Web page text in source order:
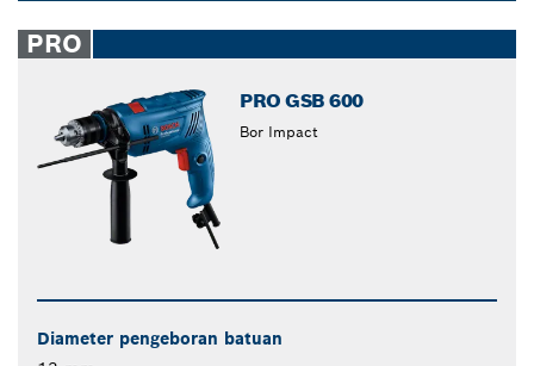
closed
PRO
PRO GSB 600
Bor Impact
Diameter pengeboran batuan